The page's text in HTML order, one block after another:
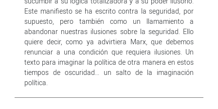
Este manifiesto se ha escrito contra la seguridad, por
supuesto, pero también como un llamamiento a
abandonar nuestras ilusiones sobre la seguridad. Ello
quiere decir, como ya advirtiera Marx, que debemos
renunciar a una condición que requiera ilusiones. Un
texto para imaginar la política de otra manera en estos
tiempos de oscuridad... un salto de la imaginación
política.